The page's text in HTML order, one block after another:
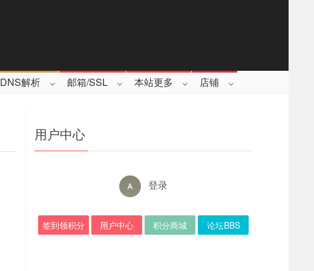
DNS解析 邮箱/SSL 本站更多 店铺
用户中心
登录
签到领积分 用户中心 积分商城 论坛BBS